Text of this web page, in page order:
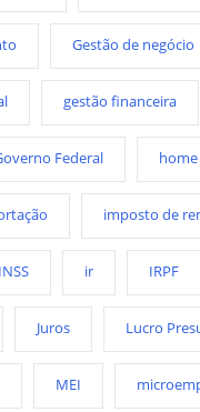
Gestão de negócio
gestão financeira
Federal
imposto de
INSS ir IRPF
Juros Lucro
MEI